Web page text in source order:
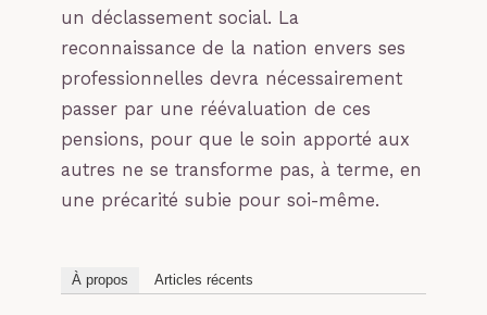
un déclassement social. La
reconnaissance de la nation envers ses
professionnelles devra nécessairement
passer par une réévaluation de ces
pensions, pour que le soin apporté aux
autres ne se transforme pas, à terme, en
une précarité subie pour soi-même.
À propos Articles récents